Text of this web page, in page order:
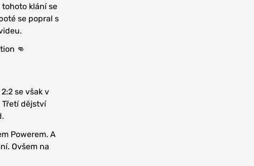
klání se
se popral s
👊
se však v
dějství
Powerem. A
Ovšem na